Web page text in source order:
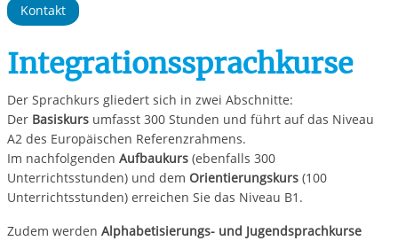
Kontakt
Integrationssprachkurse
Der Sprachkurs gliedert sich in zwei Abschnitte:
Der Basiskurs umfasst 300 Stunden und führt auf das Niveau
A2 des Europäischen Referenzrahmens.
Im nachfolgenden Aufbaukurs (ebenfalls 300
Unterrichtsstunden) und dem Orientierungskurs (100
Unterrichtsstunden) erreichen Sie das Niveau B1.
Zudem werden Alphabetisierungs- und Jugendsprachkurse